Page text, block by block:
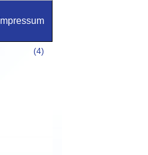
Impressum
(4)